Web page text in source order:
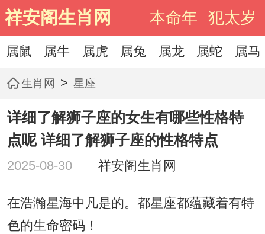
祥安阁生肖网 本命年 犯太岁
属鼠 属牛 属虎 属兔 属龙 属蛇 属马
生肖网 > 星座
详细了解狮子座的女生有哪些性格特
点呢 详细了解狮子座的性格特点
2025-08-30 祥安阁生肖网
在浩瀚星海中凡是的。都星座都蕴藏着有特
色的生命密码！